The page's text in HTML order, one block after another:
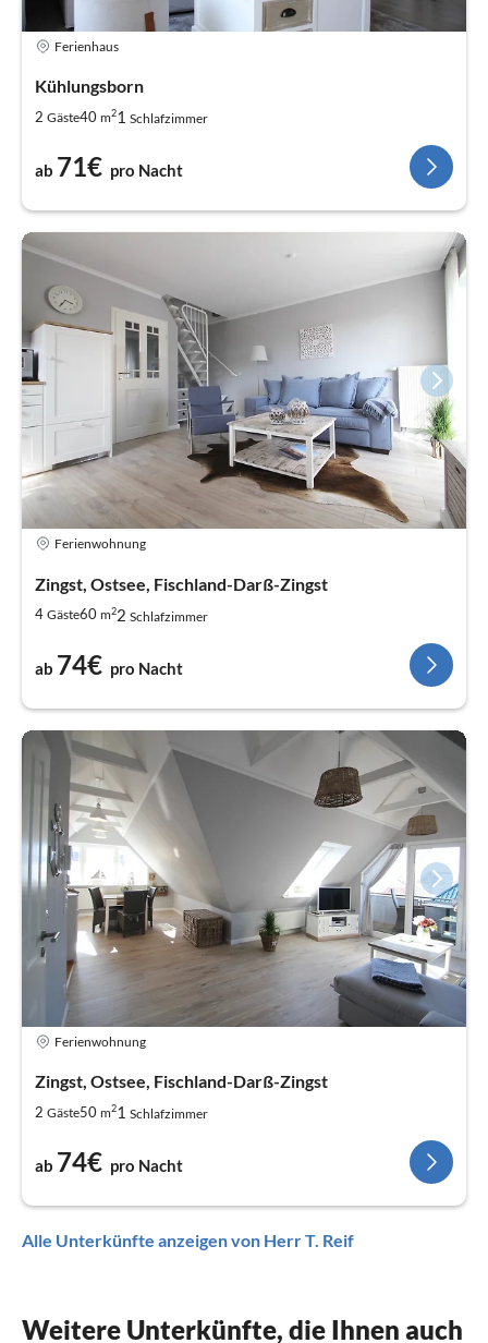
Ferienhaus
Kühlungsborn
2 Gäste40 m21 Schlafzimmer
ab 71€ pro Nacht
Ferienwohnung
Zingst, Ostsee, Fischland-Darß-Zingst
4 Gäste60 m22 Schlafzimmer
ab 74€ pro Nacht
Ferienwohnung
Zingst, Ostsee, Fischland-Darß-Zingst
2 Gäste50 m21 Schlafzimmer
ab 74€ pro Nacht
Alle Unterkünfte anzeigen von Herr T. Reif
Weitere Unterkünfte, die Ihnen auch